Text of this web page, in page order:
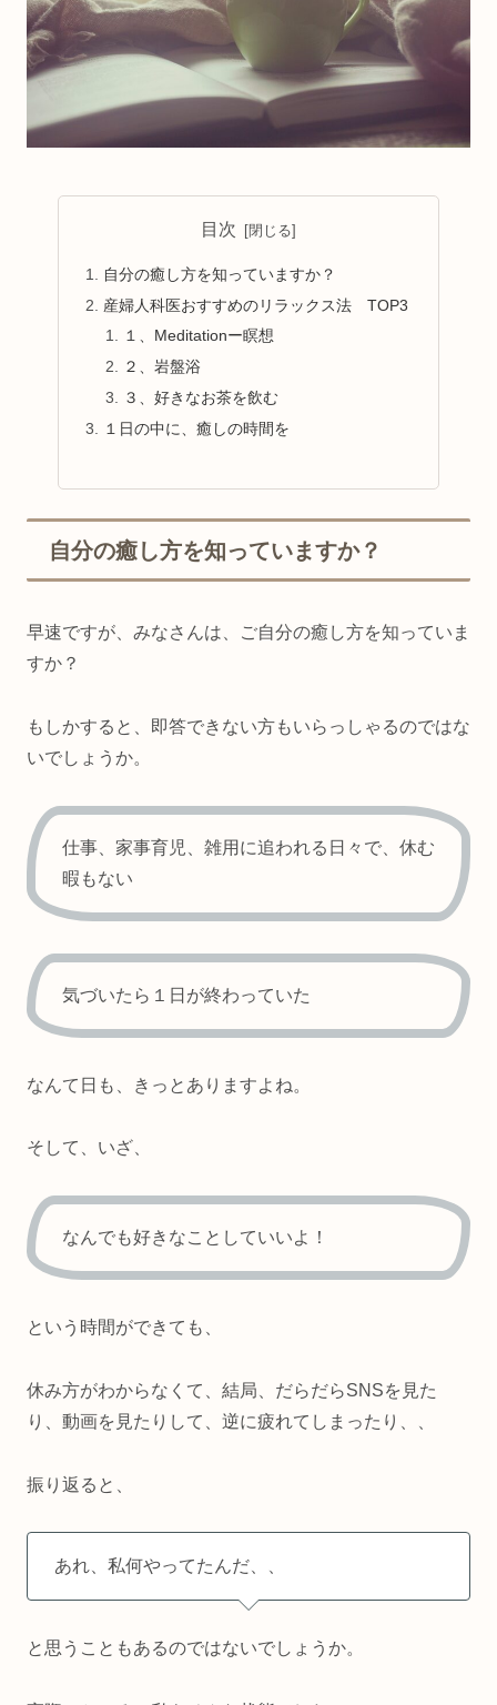
目次
自分の癒し方を知っていますか？
産婦人科医おすすめのリラックス法 TOP3
１、Meditationー瞑想
２、岩盤浴
３、好きなお茶を飲む
１日の中に、癒しの時間を
自分の癒し方を知っていますか？
早速ですが、みなさんは、ご自分の癒し方を知っていま
すか？
もしかすると、即答できない方もいらっしゃるのではな
いでしょうか。
仕事、家事育児、雑用に追われる日々で、休む
暇もない
気づいたら１日が終わっていた
なんて日も、きっとありますよね。
そして、いざ、
なんでも好きなことしていいよ！
という時間ができても、
休み方がわからなくて、結局、だらだらSNSを見た
り、動画を見たりして、逆に疲れてしまったり、、
振り返ると、
あれ、私何やってたんだ、、
と思うこともあるのではないでしょうか。